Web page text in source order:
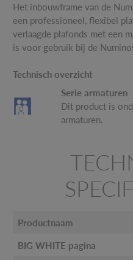
Het inbouwframe van de
een professioneel, flexibel
verlaagde plafonds met een
is voor gebruik bij de
Technisch overzicht
Serie armaturen
Dit product is
armaturen.
Productnaam
BIG WHITE pagina